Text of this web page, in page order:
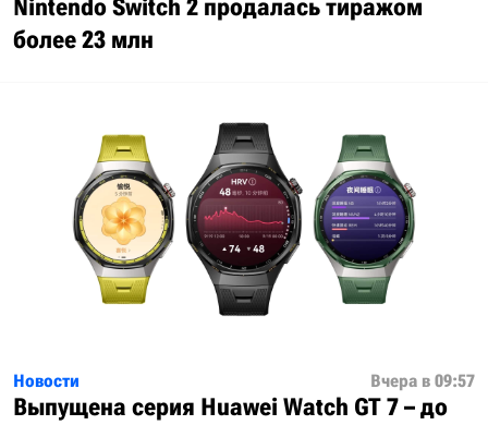
Nintendo Switch 2 продалась тиражом
более 23 млн
Новости Вчера в 09:57
Выпущена серия Huawei Watch GT 7 – до